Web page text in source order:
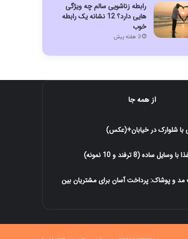
رابطه زناشویی سالم چه ویژگی
هایی دارد؟ 12 نشانه یک رابطه
خوب
3 هفته پیش
از همه جا
با شلوارک در خیابان+(عکس)
ساده (8 ترفند و 10 نمونه)
و پوشاک: پرداخت آسان برای مشتریان بین‌